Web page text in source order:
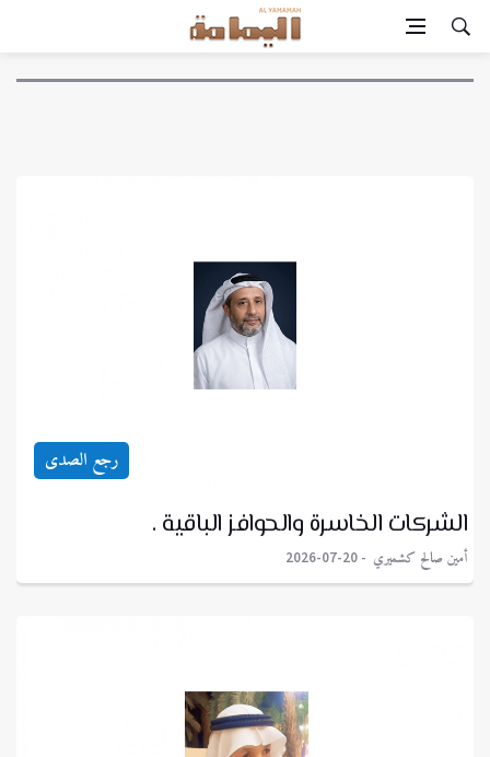
رجع الصدى
الشركات الخاسرة والحوافز الباقية .
أمين صالح كشميري 2026-07-20